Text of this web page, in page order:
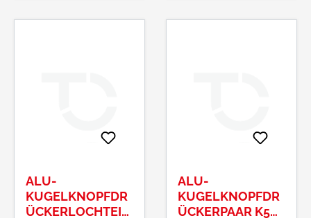
ALU-
KUGELKNOPFDR
ÜCKERLOCHTEIL
ALU-
KUGELKNOPFDR
ÜCKERPAAR K5